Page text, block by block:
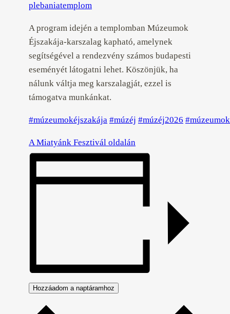
plebaniatemplom
A program idején a templomban Múzeumok
Éjszakája-karszalag kapható, amelynek
segítségével a rendezvény számos budapesti
eseményét látogatni lehet. Köszönjük, ha
nálunk váltja meg karszalagját, ezzel is
támogatva munkánkat.
#múzeumokéjszakája #múzéj #múzéj2026
A Miatyánk Fesztivál oldalán
Hozzáadom a naptáramhoz